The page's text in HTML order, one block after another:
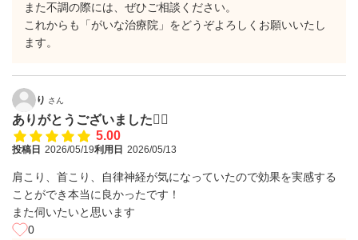
また不調の際には、ぜひご相談ください。
これからも「がいな治療院」をどうぞよろしくお願いいたし
ます。
り さん
ありがとうございました🙇‍♀️
5.00
投稿日 2026/05/19利用日 2026/05/13
肩こり、首こり、自律神経が気になっていたので効果を実感する
ことができ本当に良かったです！
また伺いたいと思います
0